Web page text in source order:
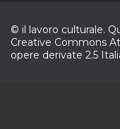
© il lavoro culturale.
Creative Commons
opere derivate 2.5